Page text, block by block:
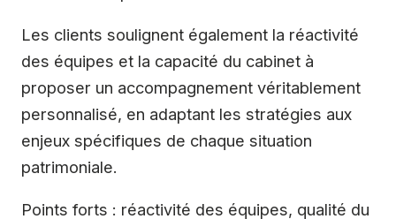
Les clients soulignent également la réactivité
des équipes et la capacité du cabinet à
proposer un accompagnement véritablement
personnalisé, en adaptant les stratégies aux
enjeux spécifiques de chaque situation
patrimoniale.
Points forts : réactivité des équipes, qualité du